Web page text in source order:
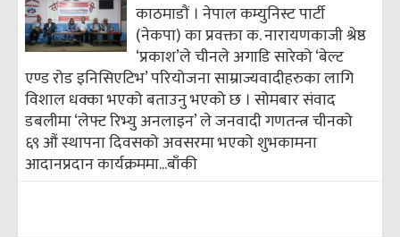
काठमाडौं । नेपाल कम्युनिस्ट पार्टी
(नेकपा) का प्रवक्ता क. नारायणकाजी श्रेष्ठ
‘प्रकाश’ले चीनले अगाडि सारेको ‘बेल्ट
एण्ड रोड इनिसिएटिभ’ परियोजना साम्राज्यवादीहरुका लागि
विशाल धक्का भएको बताउनु भएको छ । सोमबार संवाद
डबलीमा ‘लेफ्ट रिभ्यु अनलाइन’ ले जनवादी गणतन्त्र चीनको
६९ औं स्थापना दिवसको अवसरमा भएको शुभकामना
आदानप्रदान कार्यक्रममा...बाँकी